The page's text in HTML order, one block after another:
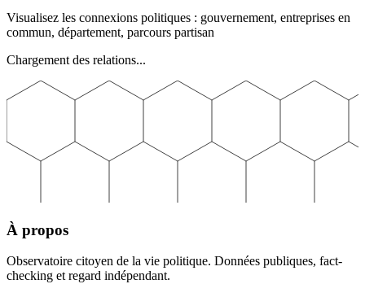
Visualisez les connexions politiques : gouvernement, entreprises en
commun, département, parcours partisan
Chargement des relations...
À propos
Observatoire citoyen de la vie politique. Données publiques, fact-
checking et regard indépendant.